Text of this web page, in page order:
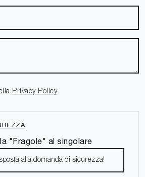
Privacy Policy
"Fragole" al singolare